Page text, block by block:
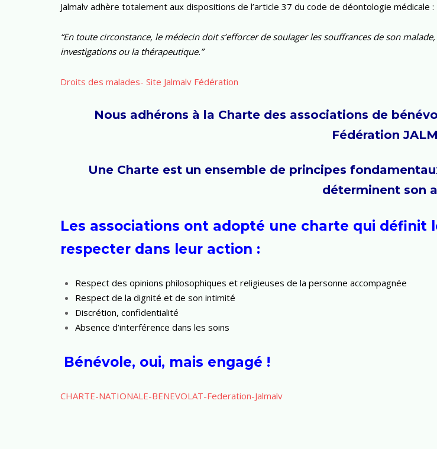
Jalmalv adhère totalement aux dispositions de l’article 37 du code de déontologie médicale :
“En toute circonstance, le médecin doit s’efforcer de soulager les souffrances de son
investigations ou la thérapeutique.”
Droits des malades- Site Jalmalv Fédération
Nous adhérons à la Charte des associations de
Fédération
Une Charte est un ensemble de principes
déterminent son
Les associations ont adopté une charte qui définit
respecter dans leur action :
Respect des opinions philosophiques et religieuses de la personne accompagnée
Respect de la dignité et de son intimité
Discrétion, confidentialité
Absence d’interférence dans les soins
Bénévole, oui, mais engagé !
CHARTE-NATIONALE-BENEVOLAT-Federation-Jalmalv